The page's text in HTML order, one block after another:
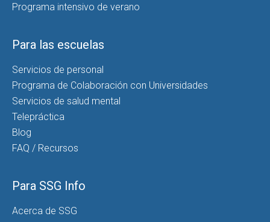
Programa intensivo de verano
Para las escuelas
Servicios de personal
Programa de Colaboración con Universidades
Servicios de salud mental
Telepráctica
Blog
FAQ / Recursos
Para SSG Info
Acerca de SSG